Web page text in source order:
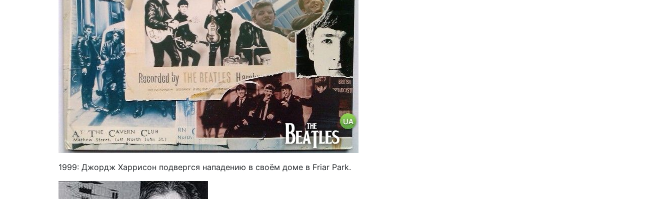
1999: Джордж Харрисон подвергся нападению в своём доме в Friar Park.